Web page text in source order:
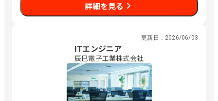
詳細を見る
更新日： 2026/06/03
ITエンジニア
辰巳電子工業株式会社